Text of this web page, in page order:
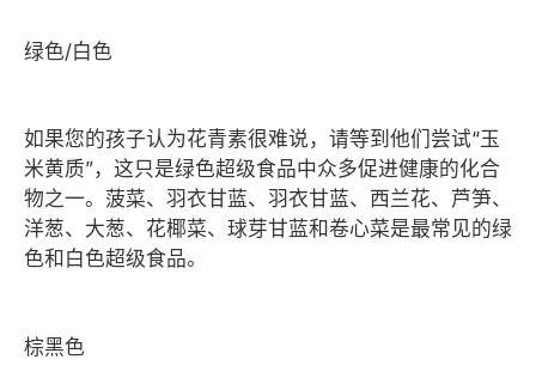
绿色/白色
如果您的孩子认为花青素很难说，请等到他们尝试“玉
米黄质”，这只是绿色超级食品中众多促进健康的化合
物之一。菠菜、羽衣甘蓝、羽衣甘蓝、西兰花、芦笋、
洋葱、大葱、花椰菜、球芽甘蓝和卷心菜是最常见的绿
色和白色超级食品。
棕黑色